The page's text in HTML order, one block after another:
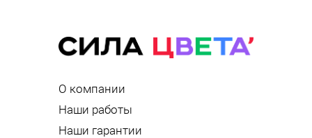
О компании
Наши работы
Наши гарантии